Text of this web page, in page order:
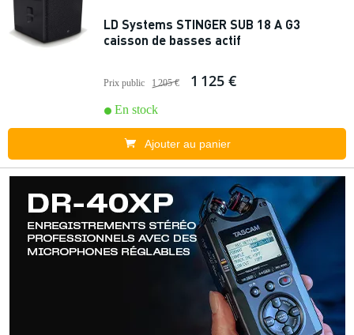
LD Systems STINGER SUB 18 A G3
caisson de basses actif
Prix public 1 205 € 1 125 €
En stock
Ajouter au panier